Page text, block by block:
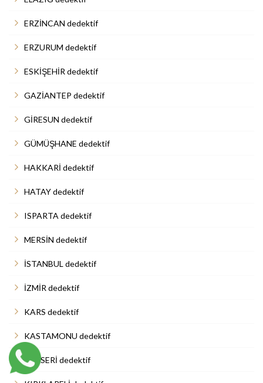
ERZİNCAN dedektif
ERZURUM dedektif
ESKİŞEHİR dedektif
GAZİANTEP dedektif
GİRESUN dedektif
GÜMÜŞHANE dedektif
HAKKARİ dedektif
HATAY dedektif
ISPARTA dedektif
MERSİN dedektif
İSTANBUL dedektif
İZMİR dedektif
KARS dedektif
KASTAMONU dedektif
KAYSERİ dedektif